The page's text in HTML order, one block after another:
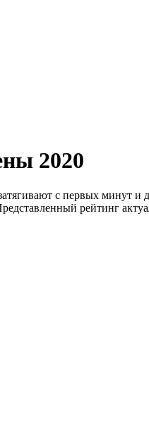
2020
с первых минут
рейтинг